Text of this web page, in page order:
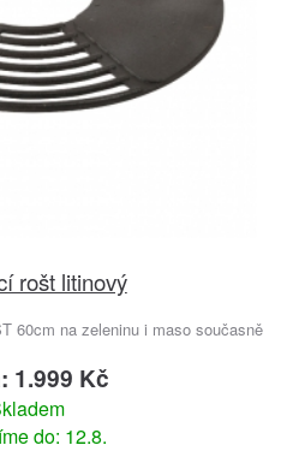
rošt litinový
60cm na zeleninu i maso současně
1.999 Kč
do: 12.8.